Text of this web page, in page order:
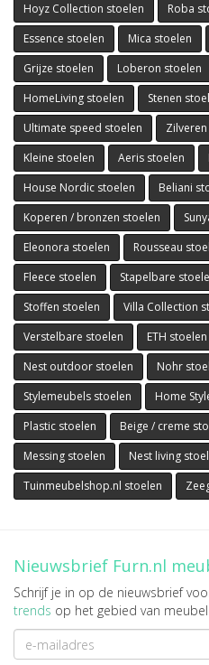
Hoyz Collection stoelen
Roba
Essence stoelen
Mica stoelen
Grijze stoelen
Loberon stoelen
HomeLiving stoelen
Stenen
Ultimate speed stoelen
Kleine stoelen
Aeris stoelen
House Nordic stoelen
Beliani
Koperen / bronzen stoelen
Eleonora stoelen
Rousseau
Fleece stoelen
Stapelbare
Stoffen stoelen
Villa Collection
Verstelbare stoelen
ETH stoelen
Nest outdoor stoelen
Nohr
Stylemeubels stoelen
Home
Plastic stoelen
Beige / creme
Messing stoelen
Nest living
Tuinmeubelshop.nl stoelen
Nieuwsbrief Furn.nl
Schrijf je in op de nieuwsbrief
trends op het gebied van